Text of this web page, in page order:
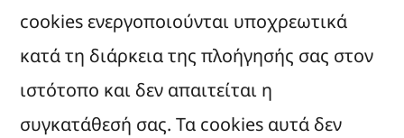
cookies ενεργοποιούνται υποχρεωτικά
κατά τη διάρκεια της πλοήγησής σας στον
ιστότοπο και δεν απαιτείται η
συγκατάθεσή σας. Τα cookies αυτά δεν